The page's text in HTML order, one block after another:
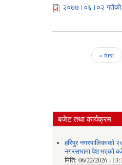
२०७७।०६।०२ गतेको
« first
बजेट तथा कार्यक्रम
हरिपुर
नगरसभामा पेश भएको
मिति: 06/22/2026 -